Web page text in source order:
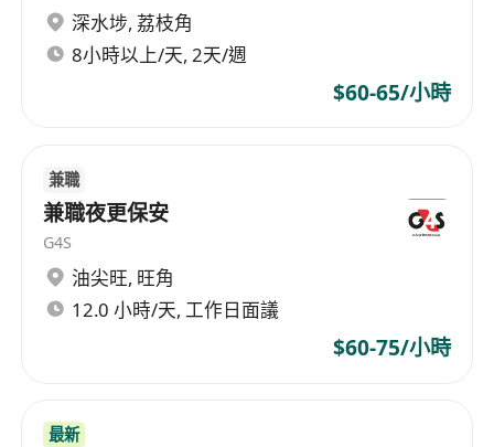
深水埗, 荔枝角
8小時以上/天, 2天/週
$60-65/小時
兼職
兼職夜更保安
G4S
油尖旺, 旺角
12.0 小時/天, 工作日面議
$60-75/小時
最新